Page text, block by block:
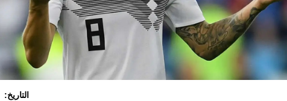
التاريخ: